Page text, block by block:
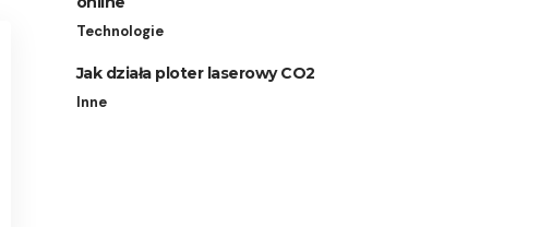
Technologie
Jak działa ploter laserowy CO2
Inne